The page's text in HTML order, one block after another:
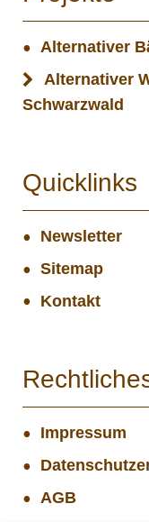
Alternativer
Alternativer
Schwarzwald
Quicklinks
Newsletter
Sitemap
Kontakt
Impressum
AGB